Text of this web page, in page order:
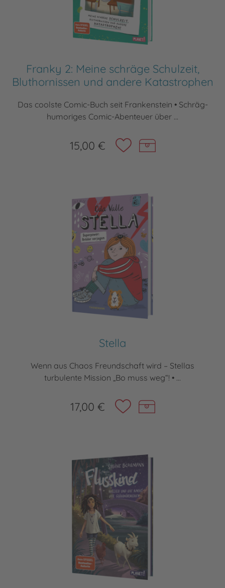
Franky 2: Meine schräge Schulzeit,
Bluthornissen und andere Katastrophen
Das coolste Comic-Buch seit Frankenstein • Schräg-
humoriges Comic-Abenteuer über ...
15,00 €
Stella
Wenn aus Chaos Freundschaft wird – Stellas
turbulente Mission „Bo muss weg“! • ...
17,00 €